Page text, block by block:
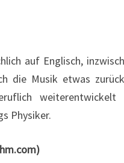
auf Englisch,
die Musik etwas
weiterentwickelt
Physiker.